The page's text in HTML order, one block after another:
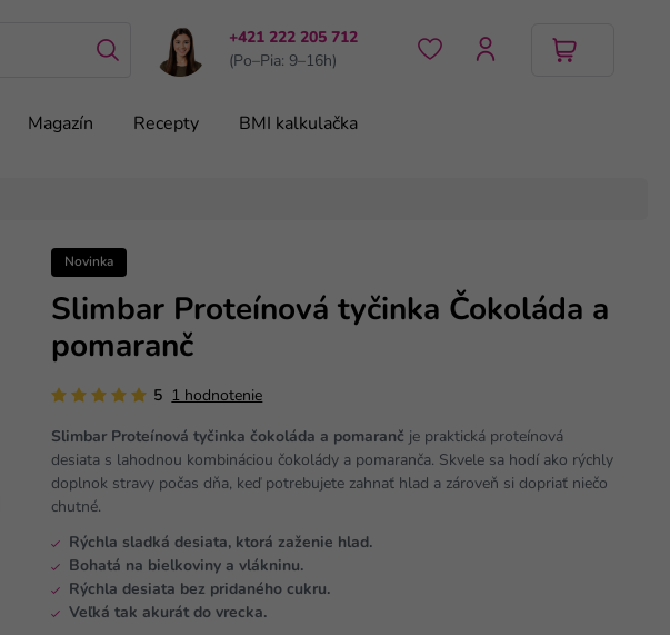
+421 222 205 712
(Po–Pia: 9–16h)
Magazín Recepty BMI kalkulačka
Novinka
Slimbar Proteínová tyčinka Čokoláda a
pomaranč
5 1 hodnotenie
Slimbar Proteínová tyčinka čokoláda a pomaranč je praktická proteínová
desiata s lahodnou kombináciou čokolády a pomaranča. Skvele sa hodí ako rýchly
doplnok stravy počas dňa, keď potrebujete zahnať hlad a zároveň si dopriať niečo
chutné.
Rýchla sladká desiata, ktorá zaženie hlad.
Bohatá na bielkoviny a vlákninu.
Rýchla desiata bez pridaného cukru.
Veľká tak akurát do vrecka.